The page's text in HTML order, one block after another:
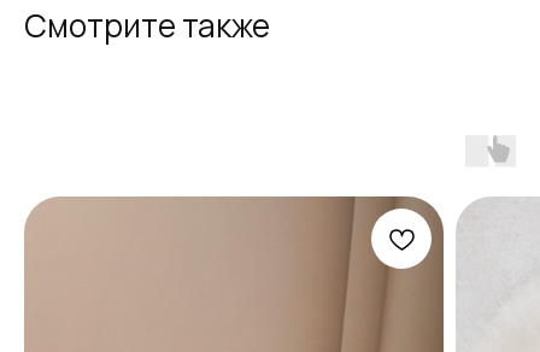
Смотрите также